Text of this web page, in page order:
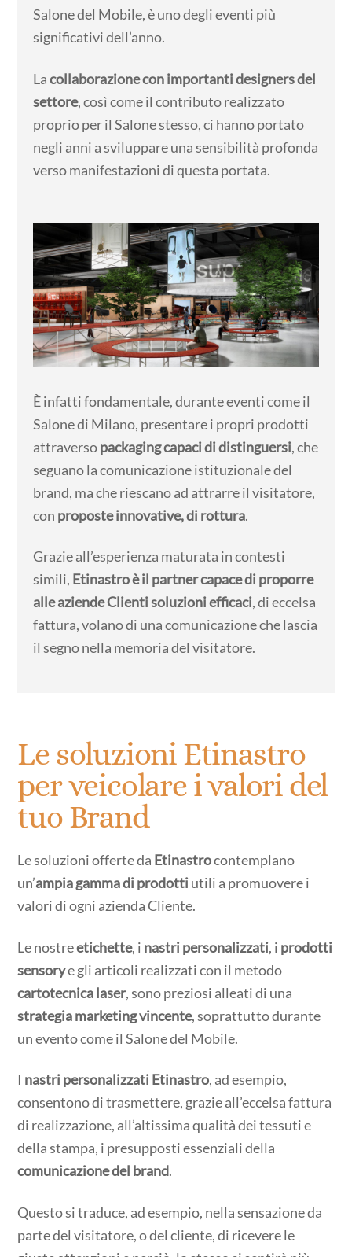
Salone del Mobile, è uno degli eventi più
significativi dell’anno.
Lacollaborazione con importanti designers del
settore, così come il contributo realizzato
proprio per il Salone stesso, ci hanno portato
negli anni a sviluppare una sensibilità profonda
verso manifestazioni di questa portata.
È infatti fondamentale, durante eventi come il
Salone di Milano, presentare i propri prodotti
attraversopackaging capaci di distinguersi, che
seguano la comunicazione istituzionale del
brand, ma che riescano ad attrarre il visitatore,
con proposte innovative, di rottura.
Grazie all’esperienza maturata in contesti
simili, Etinastro è il partner capace di proporre
alle aziende Clienti soluzioni efficaci, di eccelsa
fattura, volano di una comunicazione che lascia
il segno nella memoria del visitatore.
Le soluzioni Etinastro
per veicolare i valori del
tuo Brand
Le soluzioni offerte da Etinastrocontemplano
un’ampia gamma di prodotti utili a promuovere i
valori di ogni azienda Cliente.
Le nostreetichette, i nastri personalizzati, i prodotti
sensorye gli articoli realizzati con il metodo
cartotecnica laser, sono preziosi alleati di una
strategia marketing vincente, soprattutto durante
un evento come il Salone del Mobile.
I nastri personalizzati Etinastro, ad esempio,
consentono di trasmettere, grazie all’eccelsa fattura
di realizzazione, all’altissima qualità dei tessuti e
della stampa, i presupposti essenziali della
comunicazione del brand.
Questo si traduce, ad esempio, nella sensazione da
parte del visitatore, o del cliente, di ricevere le